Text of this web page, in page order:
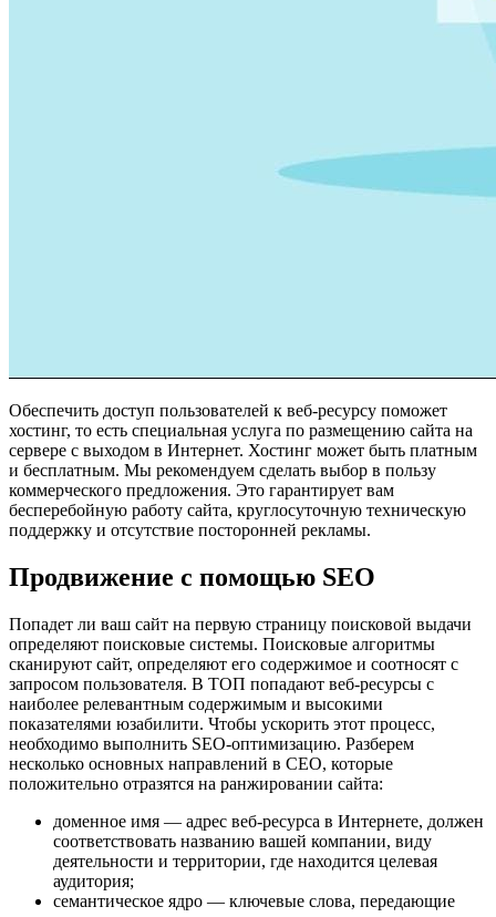
Обеспечить доступ пользователей к веб-ресурсу поможет
хостинг, то есть специальная услуга по размещению сайта на
сервере с выходом в Интернет. Хостинг может быть платным
и бесплатным. Мы рекомендуем сделать выбор в пользу
коммерческого предложения. Это гарантирует вам
бесперебойную работу сайта, круглосуточную техническую
поддержку и отсутствие посторонней рекламы.
Продвижение с помощью SEO
Попадет ли ваш сайт на первую страницу поисковой выдачи
определяют поисковые системы. Поисковые алгоритмы
сканируют сайт, определяют его содержимое и соотносят с
запросом пользователя. В ТОП попадают веб-ресурсы с
наиболее релевантным содержимым и высокими
показателями юзабилити. Чтобы ускорить этот процесс,
необходимо выполнить SEO-оптимизацию. Разберем
несколько основных направлений в СЕО, которые
положительно отразятся на ранжировании сайта:
доменное имя — адрес веб-ресурса в Интернете, должен
соответствовать названию вашей компании, виду
деятельности и территории, где находится целевая
аудитория;
семантическое ядро — ключевые слова, передающие